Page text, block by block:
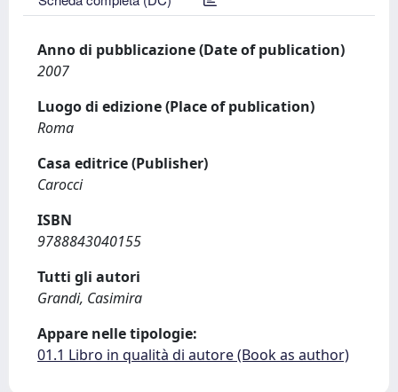
Anno di pubblicazione (Date of publication)
2007
Luogo di edizione (Place of publication)
Roma
Casa editrice (Publisher)
Carocci
ISBN
9788843040155
Tutti gli autori
Grandi, Casimira
Appare nelle tipologie:
01.1 Libro in qualità di autore (Book as author)